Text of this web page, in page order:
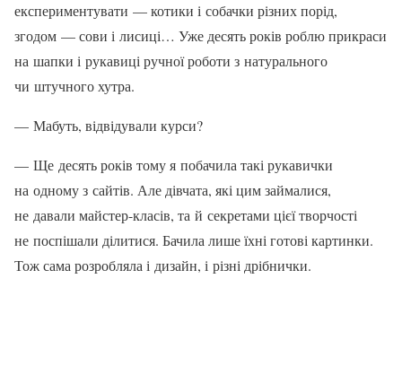
експериментувати — котики і собачки різних порід,
згодом — сови і лисиці… Уже десять років ро­блю прикраси
на шапки і рукавиці руч­ної роботи з натурального
чи штучно­го хутра.
— Мабуть, відвідували курси?
— Ще десять років тому я побачила такі рукавички
на одному з сайтів. Але ді­вчата, які цим займалися,
не давали май­стер-класів, та й секретами цієї творчос­ті
не поспішали ділитися. Бачила лише їхні готові картинки.
Тож сама розробля­ла і дизайн, і різні дрібнички.